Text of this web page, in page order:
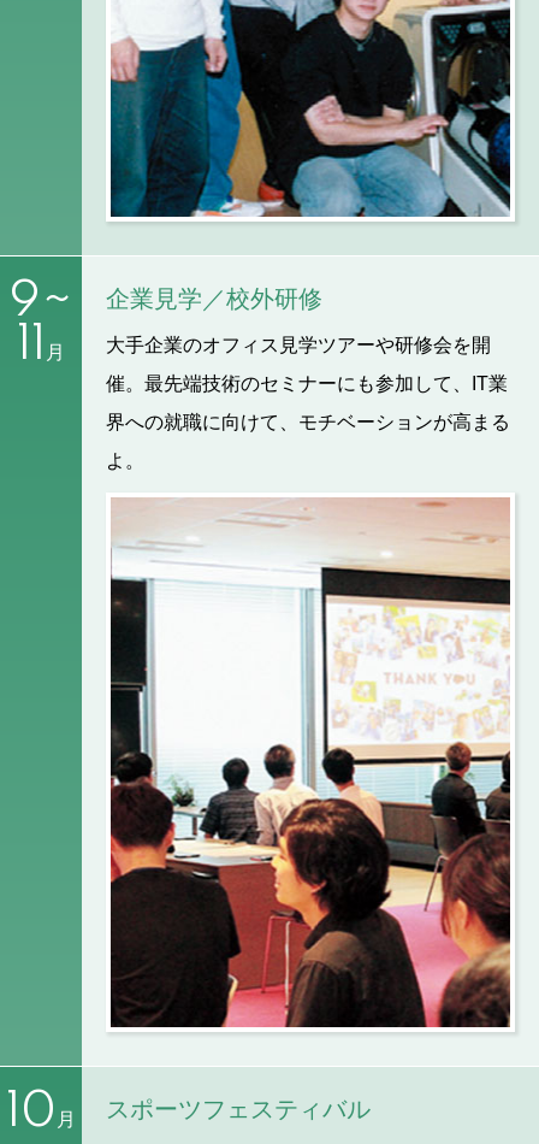
9~
11 月
企業見学／校外研修
大手企業のオフィス見学ツアーや研修会を開
催。最先端技術のセミナーにも参加して、IT業
界への就職に向けて、モチベーションが高まる
よ。
10 月 スポーツフェスティバル